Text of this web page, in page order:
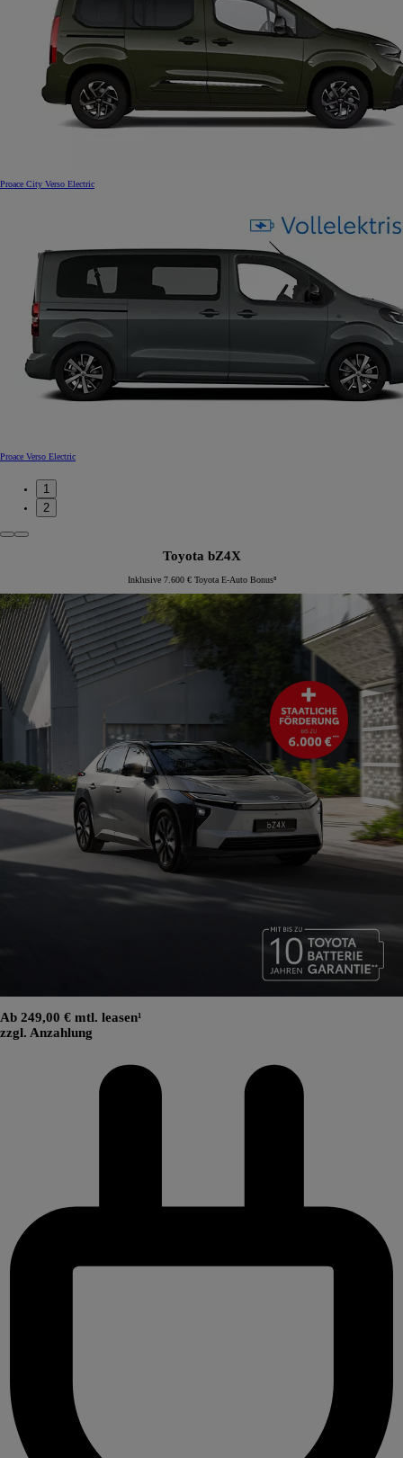
Proace City Verso Electric
Proace Verso Electric
1
2
Toyota bZ4X
Inklusive 7.600 € Toyota E-Auto Bonus⁸
Ab 249,00 € mtl. leasen¹
zzgl. Anzahlung